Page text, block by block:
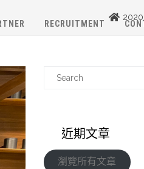
RECRUITMENT
近期文章
瀏覽所有文章